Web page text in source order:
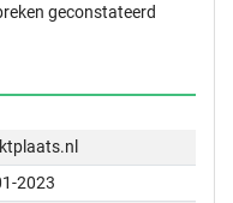
geconstateerd
2023